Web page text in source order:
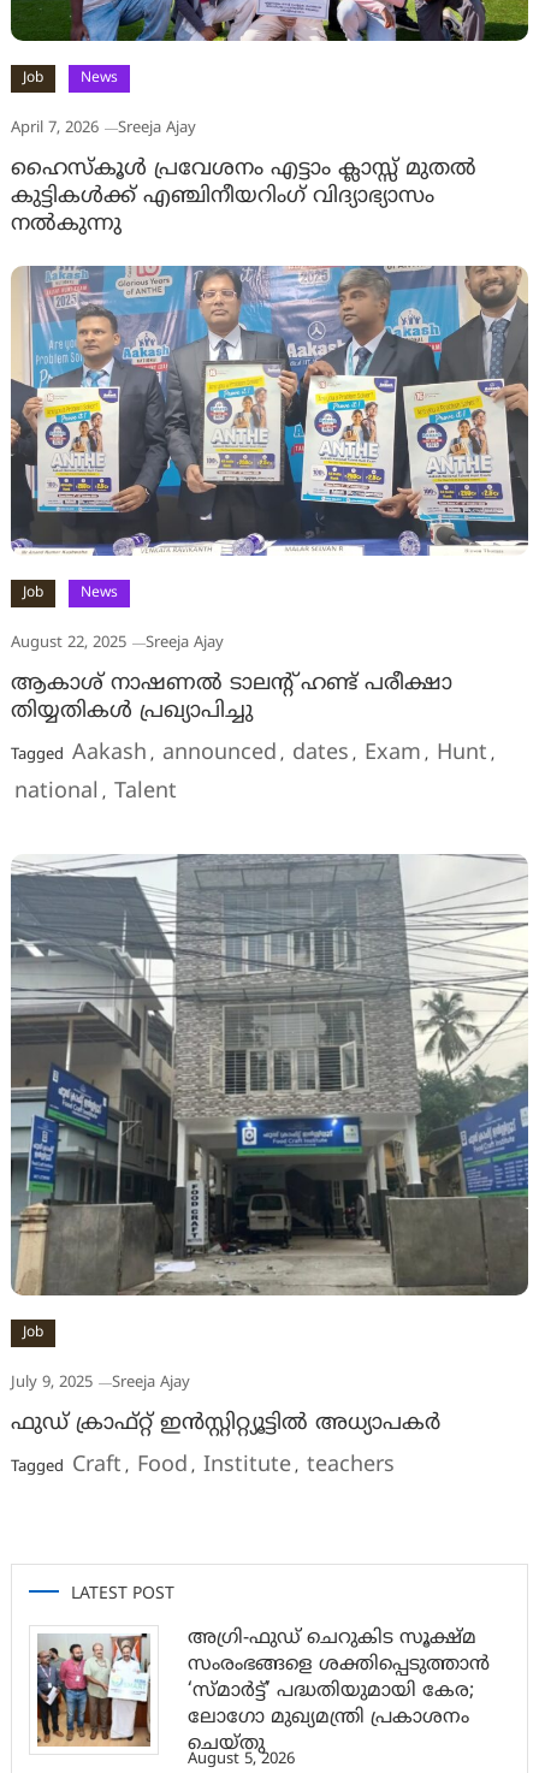
Job News
April 7, 2026 Sreeja Ajay
ഹൈസ്‌കൂള്‍ പ്രവേശനം എട്ടാം ക്ലാസ്സ് മുതല്‍
കുട്ടികള്‍ക്ക് എഞ്ചിനീയറിംഗ് വിദ്യാഭ്യാസം
നല്‍കുന്നു
Job News
August 22, 2025 Sreeja Ajay
ആകാശ് നാഷണൽ ടാലൻ്റ് ഹണ്ട് പരീക്ഷാ
തിയ്യതികൾ പ്രഖ്യാപിച്ചു
Tagged Aakash , announced , dates , Exam , Hunt ,
national , Talent
Job
July 9, 2025 Sreeja Ajay
ഫുഡ് ക്രാഫ്റ്റ് ഇന്‍സ്റ്റിറ്റ്യൂട്ടില്‍ അധ്യാപകര്‍
Tagged Craft , Food , Institute, teachers
LATEST POST
അഗ്രി-ഫുഡ് ചെറുകിട സൂക്ഷ്മ
സംരംഭങ്ങളെ ശക്തിപ്പെടുത്താന്‍
‘സ്മാര്‍ട്ട്’ പദ്ധതിയുമായി കേര;
ലോഗോ മുഖ്യമന്ത്രി പ്രകാശനം
ചെയ്തു
August 5, 2026